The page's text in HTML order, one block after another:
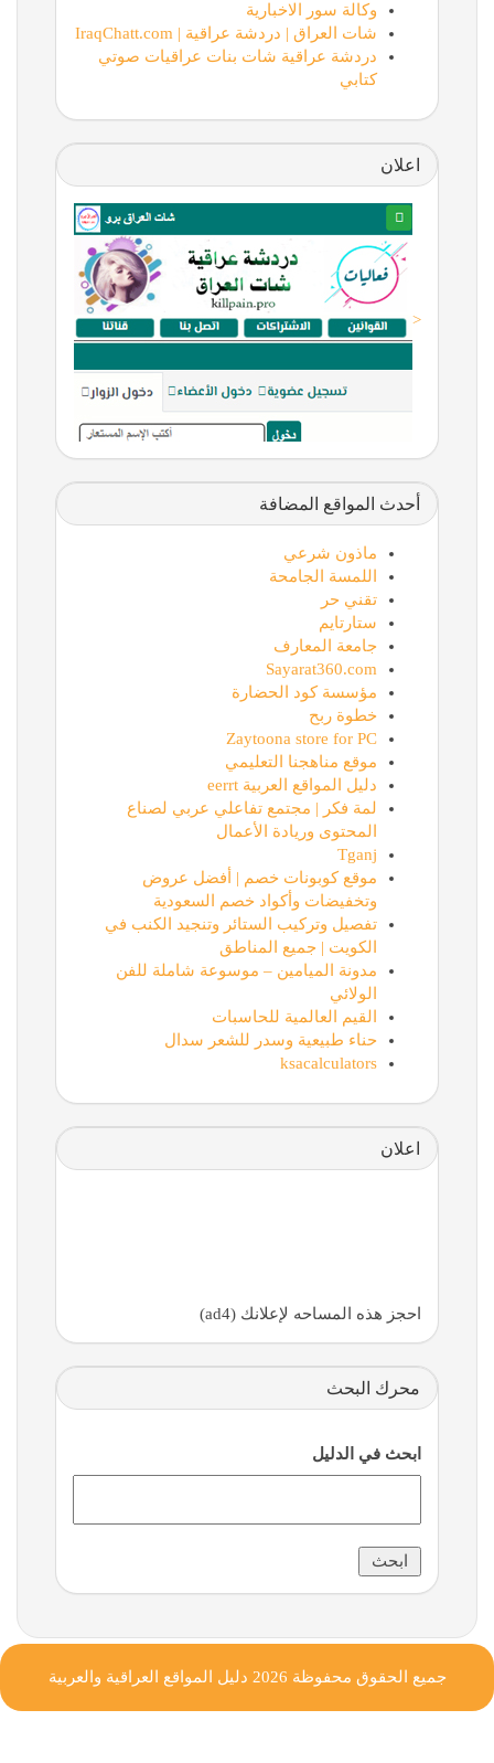
وكالة سور الاخبارية
شات العراق | دردشة عراقية | IraqChatt.com
دردشة عراقية شات بنات عراقيات صوتي
كتابي
اعلان
<
أحدث المواقع المضافة
ماذون شرعي
اللمسة الجامحة
تقني حر
ستارتايم
جامعة المعارف
Sayarat360.com
مؤسسة كود الحضارة
خطوة ربح
Zaytoona store for PC
موقع مناهجنا التعليمي
دليل المواقع العربية eerrt
لمة فكر | مجتمع تفاعلي عربي لصناع
المحتوى وريادة الأعمال
Tganj
موقع كوبونات خصم | أفضل عروض
وتخفيضات وأكواد خصم السعودية
تفصيل وتركيب الستائر وتنجيد الكنب في
الكويت | جميع المناطق
مدونة الميامين – موسوعة شاملة للفن
الولائي
القيم العالمية للحاسبات
حناء طبيعية وسدر للشعر سدال
ksacalculators
اعلان
احجز هذه المساحه لإعلانك (ad4)
محرك البحث
ابحث في الدليل
جميع الحقوق محفوظة 2026 دليل المواقع العراقية والعربية